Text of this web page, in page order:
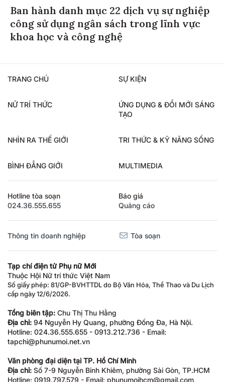
Ban hành danh mục 22 dịch vụ sự nghiệp
công sử dụng ngân sách trong lĩnh vực
khoa học và công nghệ
TRANG CHỦ SỰ KIỆN
NỮ TRÍ THỨC
ỨNG DỤNG & ĐỔI MỚI SÁNG
TẠO
NHÌN RA THẾ GIỚI TRI THỨC & KỸ NĂNG SỐNG
BÌNH ĐẲNG GIỚI MULTIMEDIA
Hotline tòa soạn
024.36.555.655
Báo giá
Quảng cáo
Thông tin doanh nghiệp Tòa soạn
Tạp chí điện tử Phụ nữ Mới
Thuộc Hội Nữ trí thức Việt Nam
Số giấy phép: 81/GP-BVHTTDL do Bộ Văn Hóa, Thể Thao và Du Lịch
cấp ngày 12/6/2026.
Tổng biên tập: Chu Thị Thu Hằng
Địa chỉ: 94 Nguyễn Hy Quang, phường Đống Đa, Hà Nội.
Hotline: 024.36.555.655 - 0913.212.736 - Email:
tapchi@phunumoi.net.vn
Văn phòng đại diện tại TP. Hồ Chí Minh
Địa chỉ: Số 7-9 Nguyễn Bỉnh Khiêm, phường Sài Gòn, TP.HCM
Hotline: 0919.797.579 - Email: phunumoihcm@gmail.com